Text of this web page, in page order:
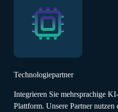
Technologiepartner
Integrieren Sie mehrsprachige
Plattform. Unsere Partner nutzen